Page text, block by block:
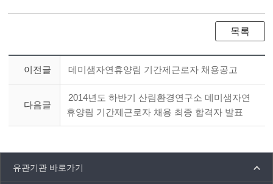
목록
이전글 데미샘자연휴양림 기간제근로자 채용공고
다음글
2014년도 하반기 산림환경연구소 데미샘자연
휴양림 기간제근로자 채용 최종 합격자 발표
유관기관 바로가기